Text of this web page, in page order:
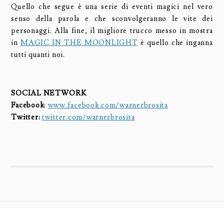
Quello che segue è una serie di eventi magici nel vero
senso della parola e che sconvolgeranno le vite dei
personaggi. Alla fine, il migliore trucco messo in mostra
inMAGIC IN THE MOONLIGHT è quello che inganna
tutti quanti noi.
SOCIAL NETWORK
Facebook:www.facebook.com/warnerbrosita
Twitter:twitter.com/warnerbrosita